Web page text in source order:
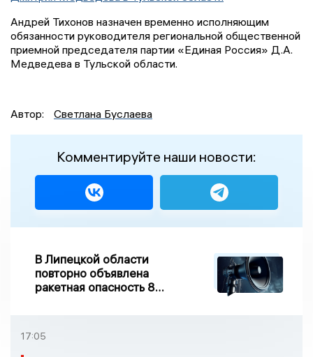
Андрей Тихонов назначен временно исполняющим
обязанности руководителя региональной общественной
приемной председателя партии «Единая Россия» Д.А.
Медведева в Тульской области.
Автор: Светлана Буслаева
Комментируйте наши новости:
В Липецкой области
повторно объявлена
ракетная опасность 8
17:05